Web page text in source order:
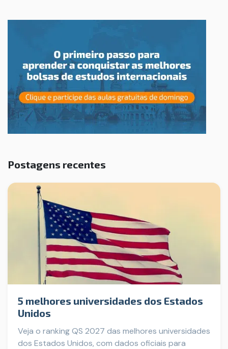
Postagens recentes
5 melhores universidades dos Estados
Unidos
Veja o ranking QS 2027 das melhores universidades
dos Estados Unidos, com dados oficiais para